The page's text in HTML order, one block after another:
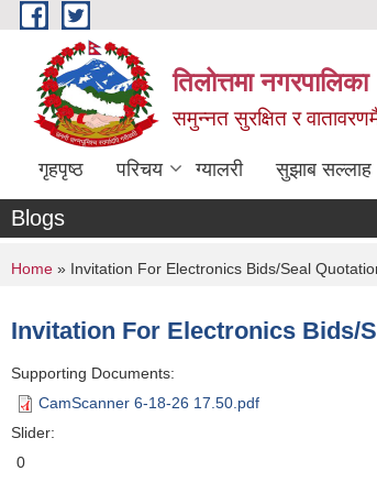
Skip to main content
तिलोत्तमा नगरपालिका
समुन्नत सुरक्षित र
गृहपृष्ठ परिचय ग्यालरी सुझाब सल्लाह
Blogs
You are here
Home » Invitation For Electronics Bids/Seal
Invitation For Electronics Bids/
Supporting Documents:
CamScanner 6-18-26 17.50.pdf
Slider:
0